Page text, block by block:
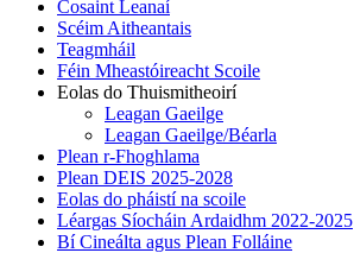
Cosaint Leanaí
Scéim Aitheantais
Teagmháil
Féin Mheastóireacht Scoile
Eolas do Thuismitheoirí
Leagan Gaeilge
Leagan Gaeilge/Béarla
Plean r-Fhoghlama
Plean DEIS 2025-2028
Eolas do pháistí na scoile
Léargas Síocháin Ardaidhm 2022-2025
Bí Cineálta agus Plean Folláine